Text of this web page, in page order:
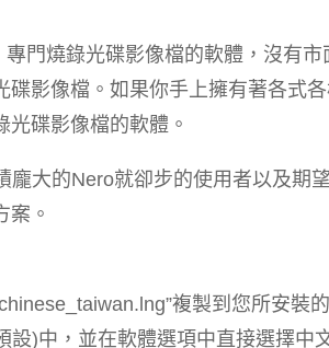
門燒錄光碟影像檔的軟體，沒有
碟影像檔。如果你手上擁有著各式
碟影像檔的軟體。
龐大的Nero就卻步的使用者以及期
案。
複製到您所安裝
設)中，並在軟體選項中直接選擇中